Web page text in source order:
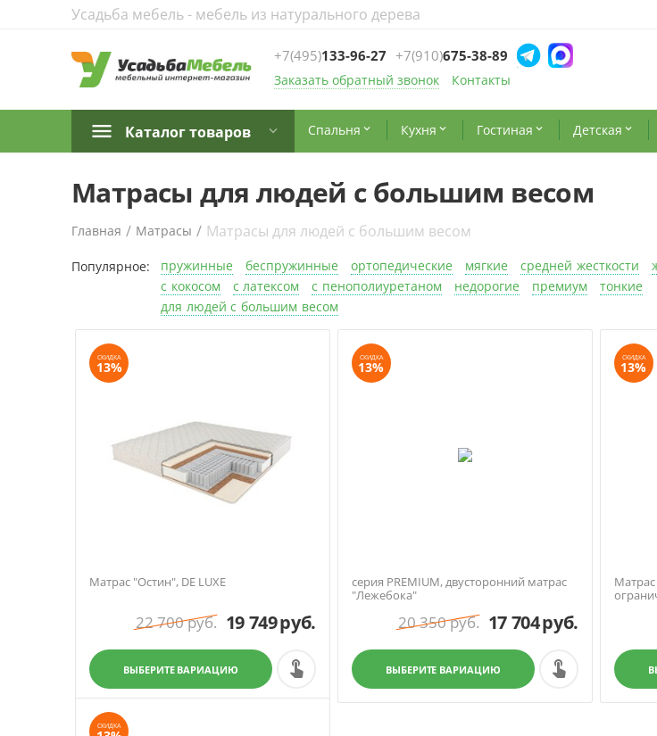
Усадьба мебель - мебель из натурального дерева
+7(495)133-96-27 +7(910)675-38-89
Заказать обратный звонок Контакты
Каталог товаров Спальня  Кухня  Гостиная  Детская 
Матрасы для людей с большим весом
Главная / Матрасы / Матрасы для людей с большим весом
пружинные беспружинные ортопедические мягкие средней жесткости
с кокосом
с латексом с пенополиуретаном недорогие премиум
тонкие
для людей с большим весом
СКИДКА
13%
Матрас "Остин", DE LUXE
22 700руб. 19 749руб.
ВЫБЕРИТЕ ВАРИАЦИЮ
СКИДКА
13%
серия PREMIUM, двусторонний матрас
"Лежебока"
20 350руб. 17 704руб.
ВЫБЕРИТЕ ВАРИАЦИЮ
СКИДКА
13%
Матрас
СКИДКА